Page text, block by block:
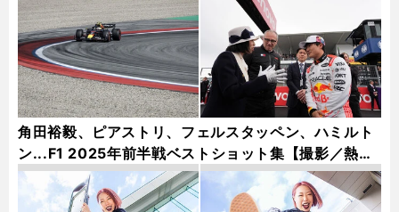
角田裕毅、ピアストリ、フェルスタッペン、ハミルト
ン...F1 2025年前半戦ベストショット集【撮影／熱田
護＆桜井淳雄】